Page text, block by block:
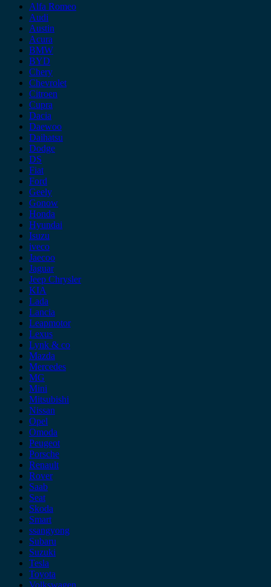
Alfa Romeo
Audi
Austin
Acura
BMW
BYD
Chery
Chevrolet
Citroen
Cupra
Dacia
Daewoo
Daihatsu
Dodge
DS
Fiat
Ford
Geely
Gonow
Honda
Hyundai
Isuzu
iveco
Jaecoo
Jaguar
Jeep Chrysler
KIA
Lada
Lancia
Leapmotor
Lexus
Lynk & co
Mazda
Mercedes
MG
Mini
Mitsubishi
Nissan
Opel
Omoda
Peugeot
Porsche
Renault
Rover
Saab
Seat
Skoda
Smart
ssangyong
Subaru
Suzuki
Tesla
Toyota
Volkswagen